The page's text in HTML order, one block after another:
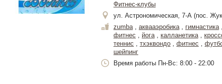
Фитнес-клубы
ул. Астрономическая, 7-А (пос.
zumba, аквааэробика, гимнастика
фитнес , йога, калланетика,
теннис , тхэквондо , фитнес ,
шейпинг
Время работы Пн-Вс: 8:00 - 22:00